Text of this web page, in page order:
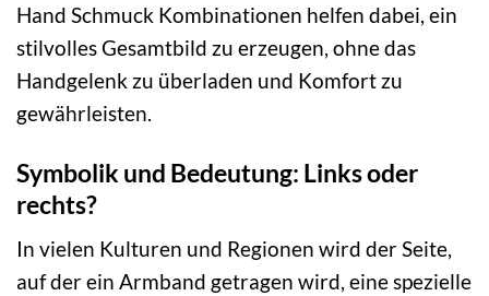
Hand Schmuck Kombinationen helfen dabei, ein
stilvolles Gesamtbild zu erzeugen, ohne das
Handgelenk zu überladen und Komfort zu
gewährleisten.
Symbolik und Bedeutung: Links oder
rechts?
In vielen Kulturen und Regionen wird der Seite,
auf der ein Armband getragen wird, eine spezielle